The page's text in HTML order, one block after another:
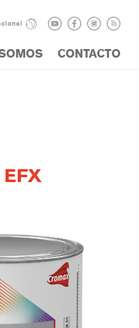
CONTACTO